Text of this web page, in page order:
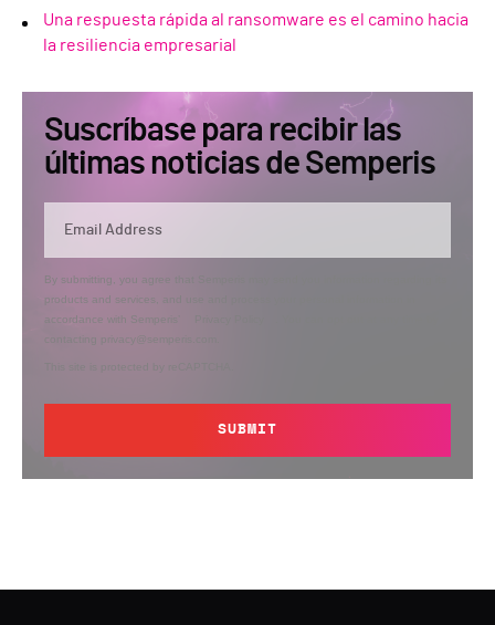
Una respuesta rápida al ransomware es el camino hacia
la resiliencia empresarial
Suscríbase para recibir las
últimas noticias de Semperis
By submitting, you agree that Semperis may send you information regarding its
products and services, and use and process your personal information in
accordance with Semperis’
contacting privacy@semperis.com.
This site is protected by reCAPTCHA.
SUBMIT